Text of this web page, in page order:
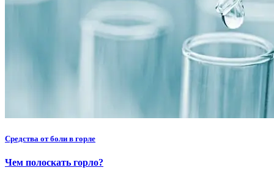
Средства от боли в горле
Чем полоскать горло?